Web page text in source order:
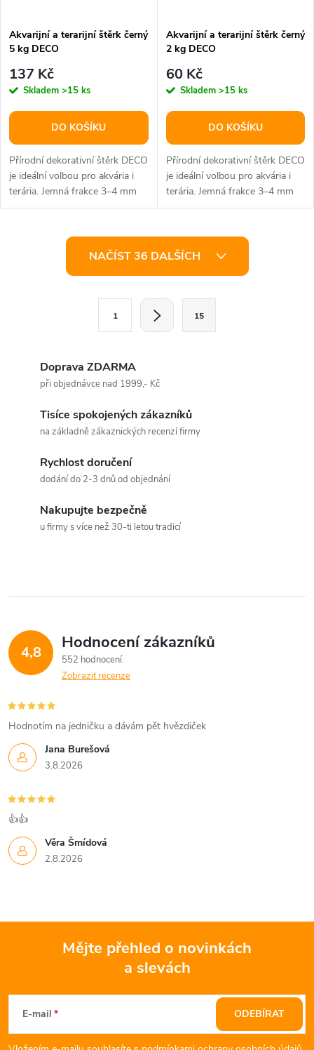
Akvarijní a terarijní štěrk černý
5 kg DECO
137 Kč
Skladem >15 ks
DO KOŠÍKU
Přírodní dekorativní štěrk DECO
je ideální volbou pro akvária i
terária. Jemná frakce 3–4 mm
vytváří přirozený vzhled...
Akvarijní a terarijní štěrk černý
2 kg DECO
60 Kč
Skladem >15 ks
DO KOŠÍKU
Přírodní dekorativní štěrk DECO
je ideální volbou pro akvária i
terária. Jemná frakce 3–4 mm
vytváří přirozený vzhled...
ý
p
i
s
u
NAČÍST 36 DALŠÍCH
1 15
Doprava ZDARMA
při objednávce nad 1999,- Kč
Tisíce spokojených zákazníků
na základně zákaznických recenzí firmy
Rychlost doručení
dodání do 2-3 dnů od objednání
Nakupujte bezpečně
u firmy s více než 30-ti letou tradicí
4,8 Hodnocení zákazníků
552 hodnocení
Zobrazit recenze
Jana Burešová
3.8.2026
Hodnotím na jedničku a dávám pět hvězdiček
Věra Šmídová
2.8.2026
👍👍
Mějte přehled o novinkách
a slevách
E-mail ODEBÍRAT